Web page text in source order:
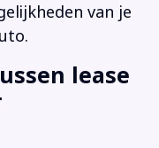
van je
lease